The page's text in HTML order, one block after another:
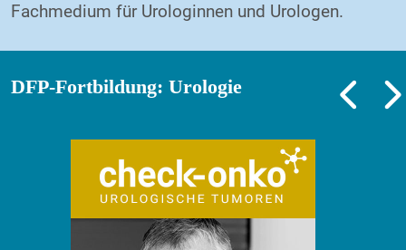
Fachmedium für Urologinnen und Urologen.
DFP-Fortbildung: Urologie